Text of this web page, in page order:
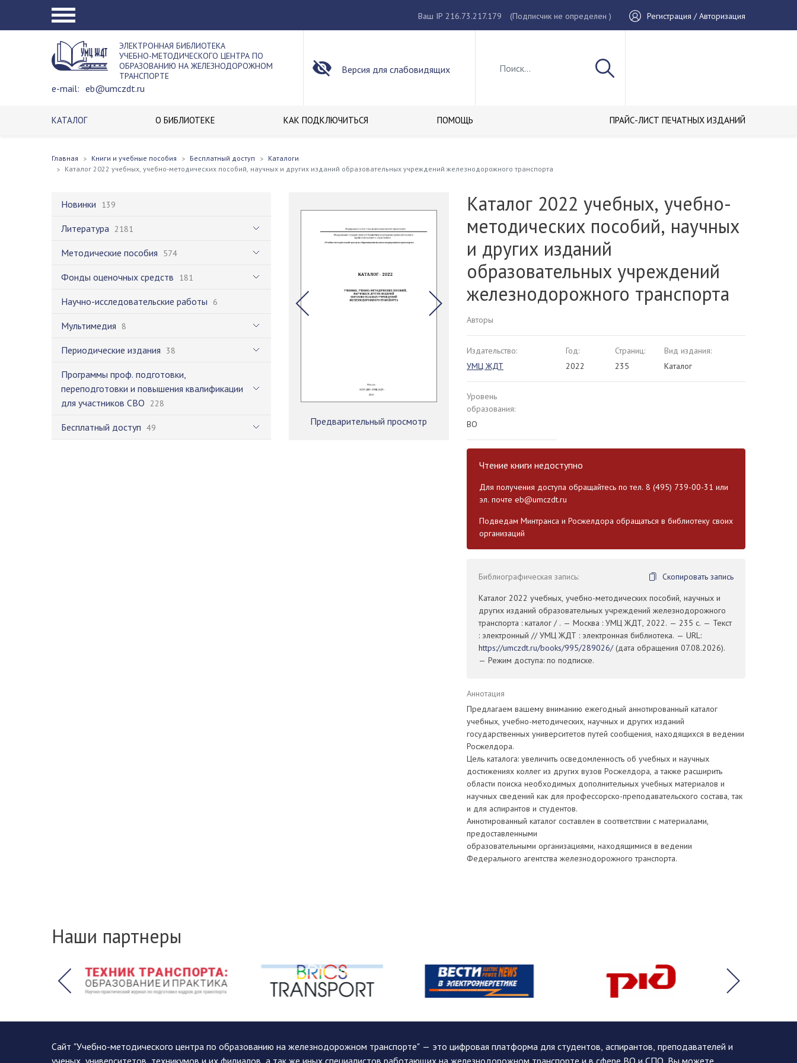
Ваш IP 216.73.217.179 (Подписчик не определен ) Регистрация / Авторизация
ЭЛЕКТРОННАЯ БИБЛИОТЕКА
УЧЕБНО-МЕТОДИЧЕСКОГО ЦЕНТРА ПО
ОБРАЗОВАНИЮ НА ЖЕЛЕЗНОДОРОЖНОМ
ТРАНСПОРТЕ
e-mail: eb@umczdt.ru
Версия для слабовидящих
КАТАЛОГ О БИБЛИОТЕКЕ КАК ПОДКЛЮЧИТЬСЯ ПОМОЩЬ ПРАЙС-ЛИСТ ПЕЧАТНЫХ ИЗДАНИЙ
Главная Книги и учебные пособия Бесплатный доступ
Каталоги
Каталог 2022 учебных, учебно-методических пособий, научных и других изданий образовательных учреждений железнодорожного транспорта
Новинки 139
Литература 2181
Методические пособия 574
Фонды оценочных средств 181
Научно-исследовательские работы 6
Мультимедия 8
Периодические издания 38
Программы проф. подготовки,
переподготовки и повышения квалификации
для участников СВО 228
Бесплатный доступ 49
Предварительный просмотр
Каталог 2022 учебных, учебно-
методических пособий, научных
и других изданий
образовательных учреждений
железнодорожного транспорта
Авторы
Издательство:
УМЦ ЖДТ
Год:
2022
Страниц:
235
Вид издания:
Каталог
Уровень
образования:
ВО
Чтение книги недоступно
Для получения доступа обращайтесь по тел. 8 (495) 739-00-31 или
эл. почте eb@umczdt.ru
Подведам Минтранса и Росжелдора обращаться в библиотеку своих
организаций
Библиографическая запись:
Скопировать запись
Каталог 2022 учебных, учебно-методических пособий, научных и
других изданий образовательных учреждений железнодорожного
транспорта : каталог / . — Москва : УМЦ ЖДТ, 2022. — 235 с. — Текст
: электронный // УМЦ ЖДТ : электронная библиотека. — URL:
https://umczdt.ru/books/995/289026/(дата обращения 07.08.2026).
— Режим доступа: по подписке.
Аннотация
Предлагаем вашему вниманию ежегодный аннотированный каталог
учебных, учебно-методических, научных и других изданий
государственных университетов путей сообщения, находящихся в ведении
Росжелдора.
Цель каталога: увеличить осведомленность об учебных и научных
достижениях коллег из других вузов Росжелдора, а также расширить
области поиска необходимых дополнительных учебных материалов и
научных сведений как для профессорско-преподавательского состава, так
и для аспирантов и студентов.
Аннотированный каталог составлен в соответствии с материалами,
предоставленными
образовательными организациями, находящимися в ведении
Федерального агентства железнодорожного транспорта.
Наши партнеры
Сайт "Учебно-методического центра по образованию на железнодорожном транспорте" — это цифровая платформа для студентов, аспирантов, преподавателей и
ученых, университетов, техникумов и их филиалов, а так же иных специалистов работающих на железнодорожном транспорте и в сфере ВО и СПО. Вы можете